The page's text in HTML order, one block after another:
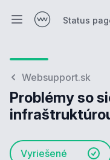
Otvoriť hlavné menu
Status
Websupport.sk
Problémy so
Vyriešené